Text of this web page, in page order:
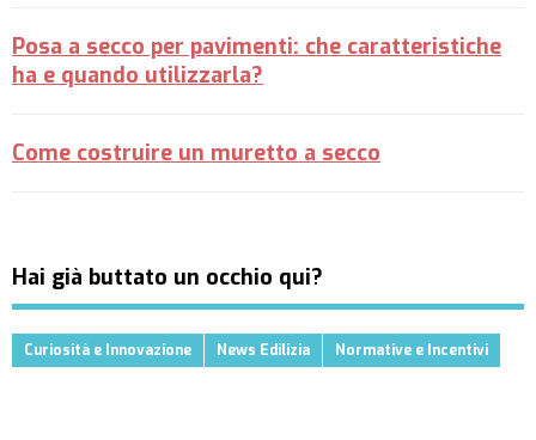
Posa a secco per pavimenti: che caratteristiche
ha e quando utilizzarla?
Come costruire un muretto a secco
Hai già buttato un occhio qui?
Curiosità e Innovazione News Edilizia Normative e Incentivi